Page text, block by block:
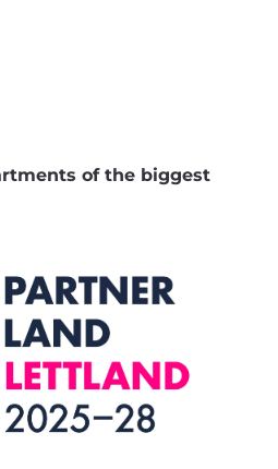
of the biggest